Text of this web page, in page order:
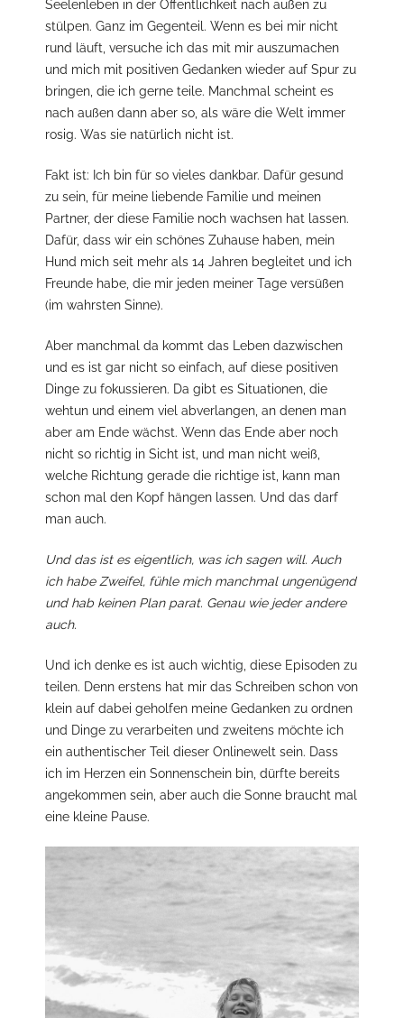
Seelenleben in der Öffentlichkeit nach außen zu
stülpen. Ganz im Gegenteil. Wenn es bei mir nicht
rund läuft, versuche ich das mit mir auszumachen
und mich mit positiven Gedanken wieder auf Spur zu
bringen, die ich gerne teile. Manchmal scheint es
nach außen dann aber so, als wäre die Welt immer
rosig. Was sie natürlich nicht ist.
Fakt ist: Ich bin für so vieles dankbar. Dafür gesund
zu sein, für meine liebende Familie und meinen
Partner, der diese Familie noch wachsen hat lassen.
Dafür, dass wir ein schönes Zuhause haben, mein
Hund mich seit mehr als 14 Jahren begleitet und ich
Freunde habe, die mir jeden meiner Tage versüßen
(im wahrsten Sinne).
Aber manchmal da kommt das Leben dazwischen
und es ist gar nicht so einfach, auf diese positiven
Dinge zu fokussieren. Da gibt es Situationen, die
wehtun und einem viel abverlangen, an denen man
aber am Ende wächst. Wenn das Ende aber noch
nicht so richtig in Sicht ist, und man nicht weiß,
welche Richtung gerade die richtige ist, kann man
schon mal den Kopf hängen lassen. Und das darf
man auch.
Und das ist es eigentlich, was ich sagen will. Auch
ich habe Zweifel, fühle mich manchmal ungenügend
und hab keinen Plan parat. Genau wie jeder andere
auch.
Und ich denke es ist auch wichtig, diese Episoden zu
teilen. Denn erstens hat mir das Schreiben schon von
klein auf dabei geholfen meine Gedanken zu ordnen
und Dinge zu verarbeiten und zweitens möchte ich
ein authentischer Teil dieser Onlinewelt sein. Dass
ich im Herzen ein Sonnenschein bin, dürfte bereits
angekommen sein, aber auch die Sonne braucht mal
eine kleine Pause.